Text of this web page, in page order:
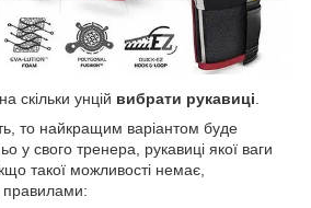
скільки унцій вибрати рукавиці
то найкращим варіантом буде
у свого тренера, рукавиці якої ваги
такої можливості немає,
правилами: